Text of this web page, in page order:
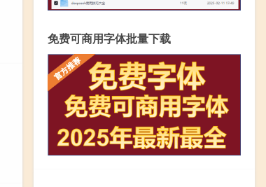
免费可商用字体批量下载